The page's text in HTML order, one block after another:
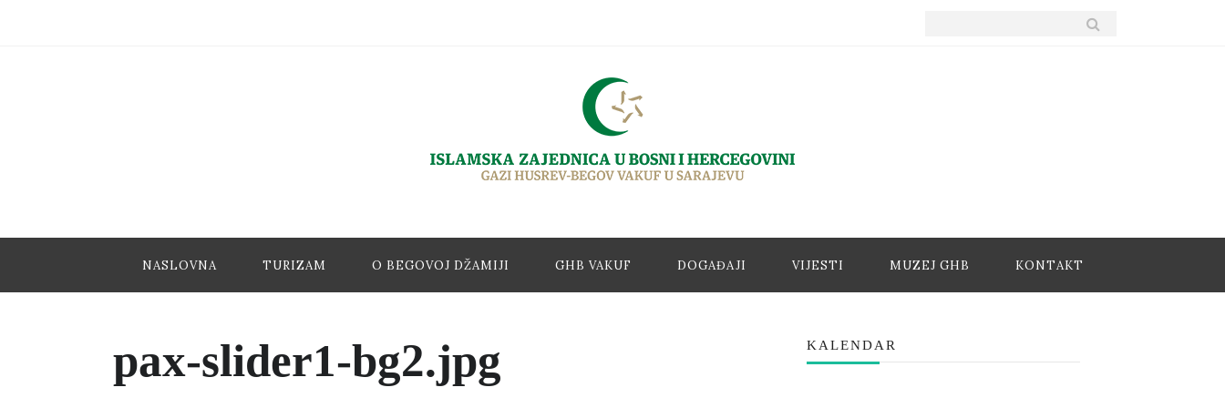
NASLOVNA TURIZAM O BEGOVOJ DŽAMIJI GHB VAKUF DOGAĐAJI VIJESTI MUZEJ GHB KONTAKT
pax-slider1-bg2.jpg KALENDAR